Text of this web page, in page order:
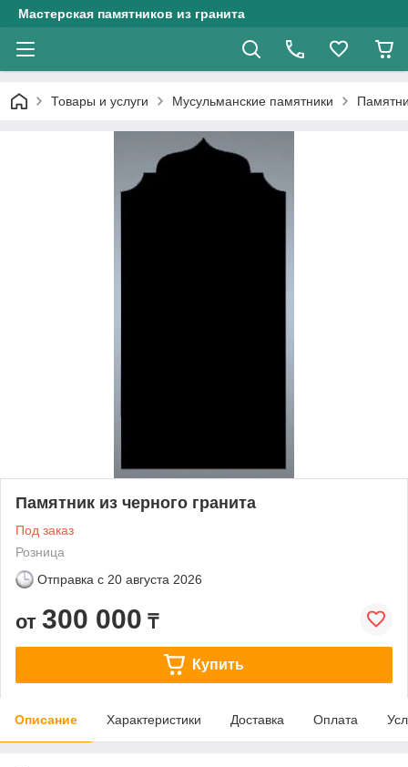
Мастерская памятников из гранита
Товары и услуги Мусульманские памятники
Памятник из черного гранита
Под заказ
Розница
Отправка с 20 августа 2026
от 300 000 ₸
Купить
Описание Характеристики Доставка Оплата